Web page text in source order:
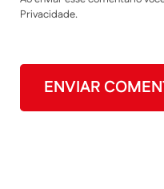
Privacidade.